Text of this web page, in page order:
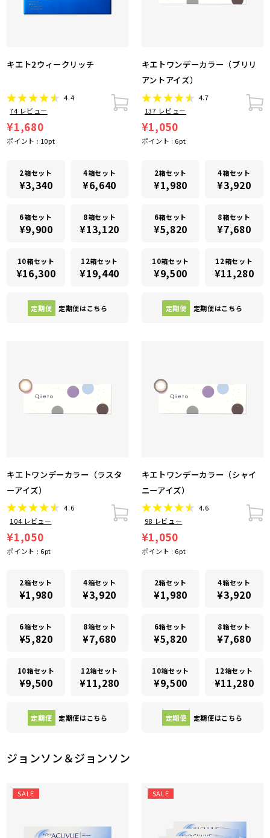
キエト2ウィークリッチ
4.4
74 レビュー
¥1,680
ポイント : 10pt
2箱セット
¥3,340
4箱セット
¥6,640
6箱セット
¥9,900
8箱セット
¥13,120
10箱セット
¥16,300
12箱セット
¥19,440
定期便 定期便はこちら
キエトワンデーカラー（ブリリ
アントアイズ）
4.7
137 レビュー
¥1,050
ポイント : 6pt
2箱セット
¥1,980
4箱セット
¥3,920
6箱セット
¥5,820
8箱セット
¥7,680
10箱セット
¥9,500
12箱セット
¥11,280
定期便 定期便はこちら
キエトワンデーカラー（ラスタ
ーアイズ）
4.6
104 レビュー
¥1,050
ポイント : 6pt
2箱セット
¥1,980
4箱セット
¥3,920
6箱セット
¥5,820
8箱セット
¥7,680
10箱セット
¥9,500
12箱セット
¥11,280
定期便 定期便はこちら
キエトワンデーカラー（シャイ
ニーアイズ）
4.6
98 レビュー
¥1,050
ポイント : 6pt
2箱セット
¥1,980
4箱セット
¥3,920
6箱セット
¥5,820
8箱セット
¥7,680
10箱セット
¥9,500
12箱セット
¥11,280
定期便 定期便はこちら
ジョンソン＆ジョンソン
SALE SALE